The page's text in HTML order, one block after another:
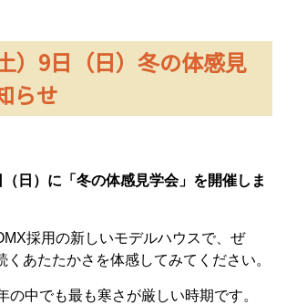
）9日（日）冬の体感見
らせ
日）に「冬の体感見学会」を開催しま
採用の新しいモデルハウスで、ぜ
くあたたかさを体感してみてください。
の中でも最も寒さが厳しい時期です。